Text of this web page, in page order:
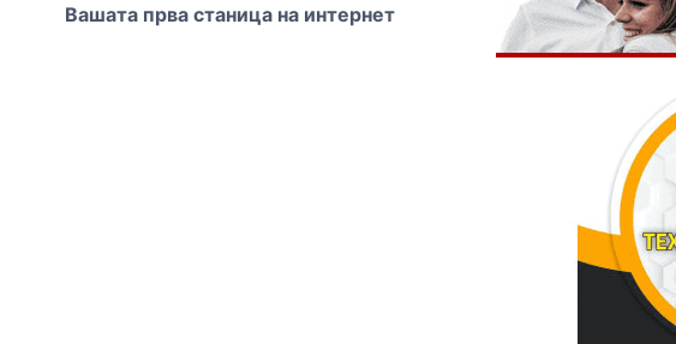
Вашата прва станица на интернет